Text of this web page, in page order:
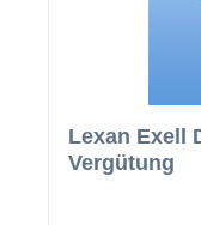
Lexan Exell
Vergütung